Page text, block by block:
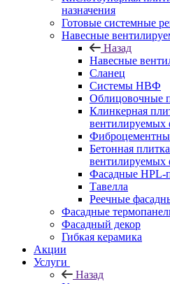
назначения
Готовые системные
Навесные
Назад
Навесные
Сланец
Системы НВФ
Облицовочные
Клинкерная
вентилируемых
Бетонная
вентилируемых
Фасадные HPL-
Тавелла
Реечные
Фасадные
Фасадный декор
Гибкая керамика
Акции
Услуги
Назад